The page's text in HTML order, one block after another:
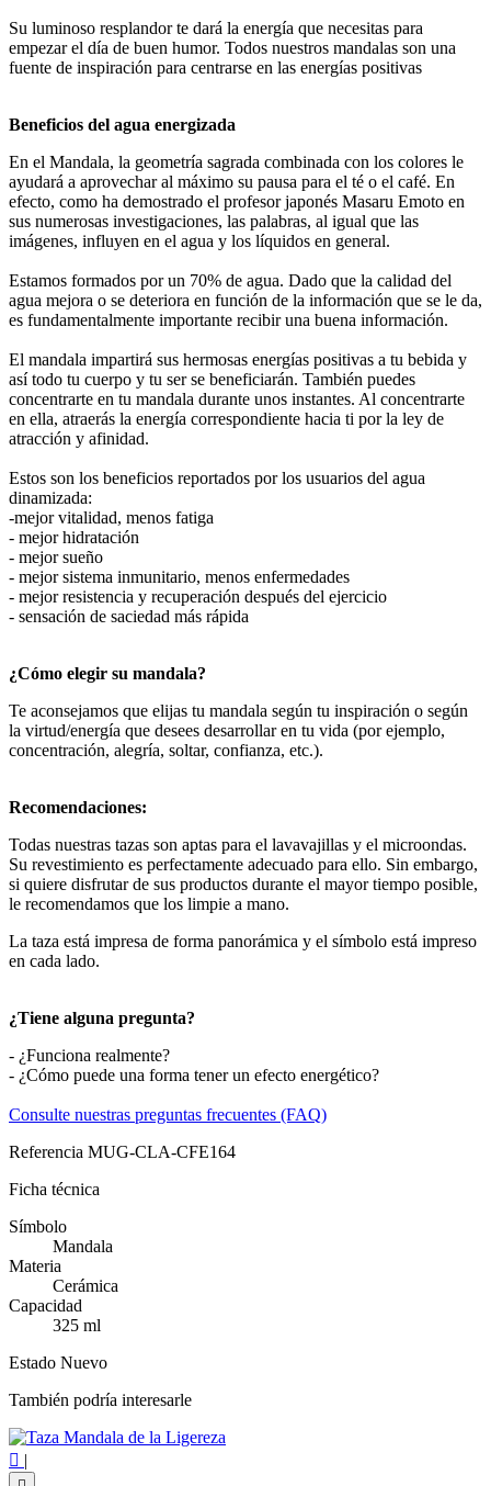
Su luminoso resplandor te dará la energía que necesitas para
empezar el día de buen humor. Todos nuestros mandalas son una
fuente de inspiración para centrarse en las energías positivas
Beneficios del agua energizada
En el Mandala, la geometría sagrada combinada con los colores le
ayudará a aprovechar al máximo su pausa para el té o el café. En
efecto, como ha demostrado el profesor japonés Masaru Emoto en
sus numerosas investigaciones, las palabras, al igual que las
imágenes, influyen en el agua y los líquidos en general.
Estamos formados por un 70% de agua. Dado que la calidad del
agua mejora o se deteriora en función de la información que se le da,
es fundamentalmente importante recibir una buena información.
El mandala impartirá sus hermosas energías positivas a tu bebida y
así todo tu cuerpo y tu ser se beneficiarán. También puedes
concentrarte en tu mandala durante unos instantes. Al concentrarte
en ella, atraerás la energía correspondiente hacia ti por la ley de
atracción y afinidad.
Estos son los beneficios reportados por los usuarios del agua
dinamizada:
-mejor vitalidad, menos fatiga
- mejor hidratación
- mejor sueño
- mejor sistema inmunitario, menos enfermedades
- mejor resistencia y recuperación después del ejercicio
- sensación de saciedad más rápida
¿Cómo elegir su mandala?
Te aconsejamos que elijas tu mandala según tu inspiración o según
la virtud/energía que desees desarrollar en tu vida (por ejemplo,
concentración, alegría, soltar, confianza, etc.).
Recomendaciones:
Todas nuestras tazas son aptas para el lavavajillas y el microondas.
Su revestimiento es perfectamente adecuado para ello. Sin embargo,
si quiere disfrutar de sus productos durante el mayor tiempo posible,
le recomendamos que los limpie a mano.
La taza está impresa de forma panorámica y el símbolo está impreso
en cada lado.
¿Tiene alguna pregunta?
- ¿Funciona realmente?
- ¿Cómo puede una forma tener un efecto energético?
Consulte nuestras preguntas frecuentes (FAQ)
Referencia MUG-CLA-CFE164
Ficha técnica
Símbolo
Mandala
Materia
Cerámica
Capacidad
325 ml
Estado Nuevo
También podría interesarle
 |